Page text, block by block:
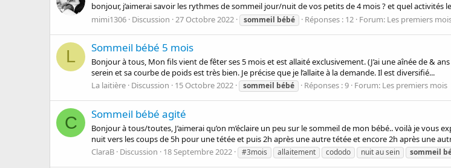
bonjour, j’aimerai savoir les rythmes de sommeil jour/nuit de vos petits de 4 mois ? et quel activités
mimi1306 Discussion 27 Octobre 2022 sommeil bébé Réponses : 12 Forum: Les premiers
L Sommeil bébé 5 mois
Bonjour à tous, Mon fils vient de fêter ses 5 mois et est allaité exclusivement. (J’ai une aînée de &
serein et sa courbe de poids est très bien. Je précise que je l’allaite à la demande. Il est diversifié...
La laitière Discussion 15 Octobre 2022 sommeil bébé Réponses : 9 Forum: Les premiers mois
C Sommeil bébé agité
Bonjour à tous/toutes, J’aimerai qu’on m’éclaire un peu sur le sommeil de mon bébé.. voilà je vous
nuit vers les coups de 5h pour une tétée et puis 2h après une autre tétée et encore 2h après une
ClaraB Discussion 18 Septembre 2022 #3mois allaitement cododo nuit au sein sommeil